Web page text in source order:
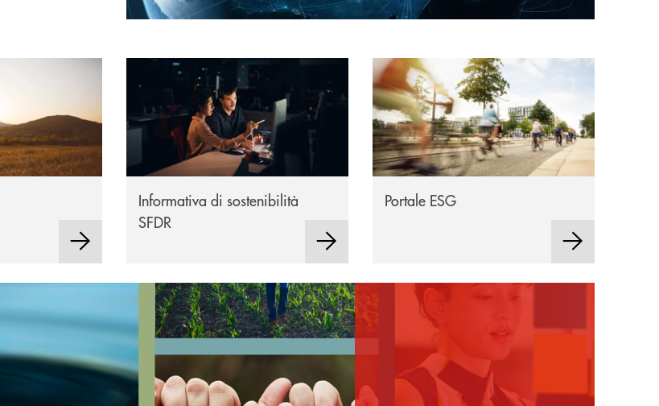
Informativa sulla sostenibilità dei Servizi Finanziari
Informativa di sostenibilità
SFDR
Apre una nuova finestra
Portale ESG